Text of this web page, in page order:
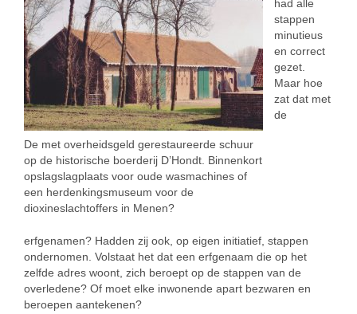
De met overheidsgeld gerestaureerde schuur
op de historische boerderij D’Hondt. Binnenkort
opslagslagplaats voor oude wasmachines of
een herdenkingsmuseum voor de
dioxineslachtoffers in Menen?
had alle
stappen
minutieus
en correct
gezet.
Maar hoe
zat dat met
de
erfgenamen? Hadden zij ook, op eigen initiatief, stappen
ondernomen. Volstaat het dat een erfgenaam die op het
zelfde adres woont, zich beroept op de stappen van de
overledene? Of moet elke inwonende apart bezwaren en
beroepen aantekenen?